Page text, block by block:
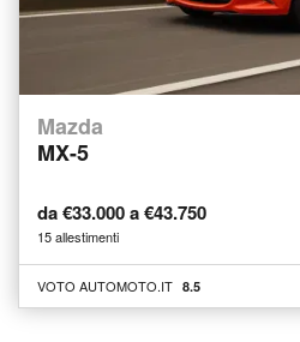
Mazda
MX-5
da €33.000 a €43.750
15 allestimenti
VOTO AUTOMOTO.IT 8.5